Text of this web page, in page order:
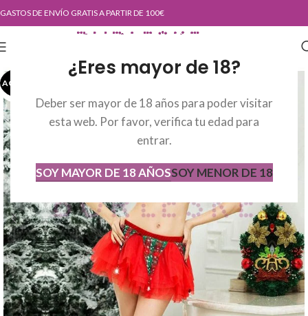
¿Eres mayor de 18?
Deber ser mayor de 18 años para poder visitar
esta web. Por favor, verifica tu edad para
entrar.
SOY MAYOR DE 18 AÑOSSOY MENOR DE 18
GASTOS DE ENVÍO GRATIS A PARTIR DE 100€
AGOT
AGOTADO